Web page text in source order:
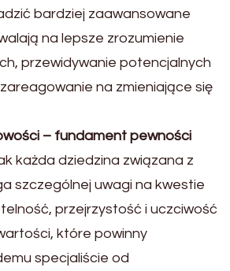
bardziej zaawansowane
na lepsze zrozumienie
przewidywanie potencjalnych
na zmieniające się
– fundament pewności
każda dziedzina związana z
szczególnej uwagi na kwestie
przejrzystość i uczciwość
które powinny
specjaliście od